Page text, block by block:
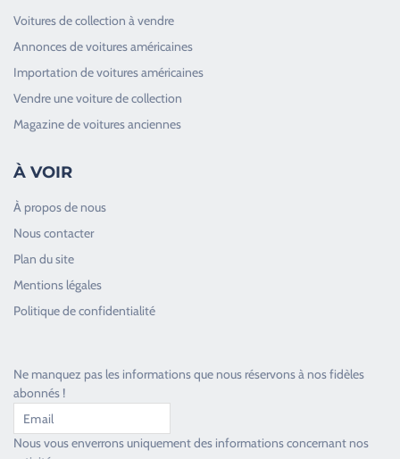
Voitures de collection à vendre
Annonces de voitures américaines
Importation de voitures américaines
Vendre une voiture de collection
Magazine de voitures anciennes
À VOIR
À propos de nous
Nous contacter
Plan du site
Mentions légales
Politique de confidentialité
Ne manquez pas les informations que nous réservons à nos fidèles
abonnés !
Nous vous enverrons uniquement des informations concernant nos
Toujours heureux d'aider les passionnés